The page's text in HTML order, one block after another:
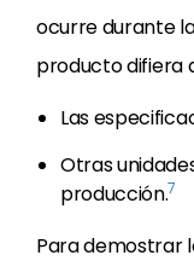
ocurre durante
producto difiera
Las
Otras
producción.7
Para demostrar